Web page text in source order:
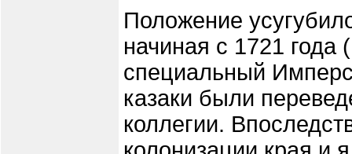
Положение
начиная с 1721 года
специальный
казаки были
коллегии.